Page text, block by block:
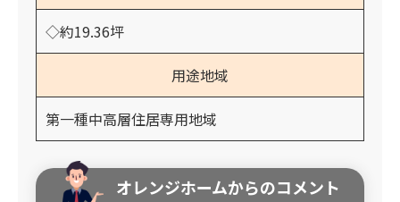
◇約19.36坪
用途地域
第一種中高層住居専用地域
オレンジホームからのコメント